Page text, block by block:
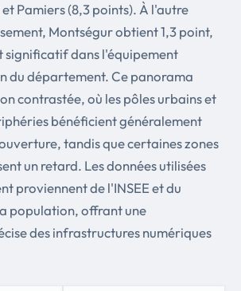
Pamiers (8,3 points). À l'autre
Montségur obtient 1,3 point,
significatif dans l'équipement
du département. Ce panorama
contrastée, où les pôles urbains et
bénéficient généralement
tandis que certaines zones
un retard. Les données utilisées
proviennent de l'INSEE et du
population, offrant une
des infrastructures numériques